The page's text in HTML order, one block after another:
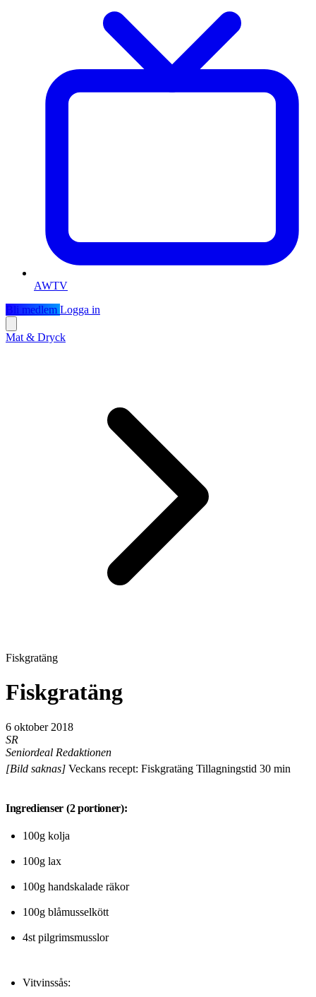
AWTV
Bli medlem Logga in
Mat & Dryck
Fiskgratäng
Fiskgratäng
6 oktober 2018
SR
Seniordeal Redaktionen
[Bild saknas] Veckans recept: Fiskgratäng Tillagningstid 30 min
Ingredienser (2 portioner):
100g kolja
100g lax
100g handskalade räkor
100g blåmusselkött
4st pilgrimsmusslor
Vitvinssås: